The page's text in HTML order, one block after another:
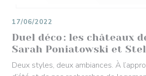
Duel déco : les châteaux
Sarah Poniatowski et
17/06/2022
Deux styles, deux ambiances. À